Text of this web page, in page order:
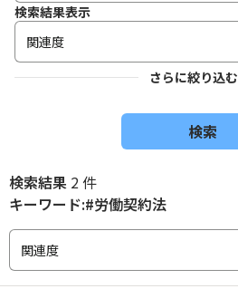
検索結果表示
関連度
さらに絞り込む
検索
検索結果 2 件
キーワード:#労働契約法
関連度